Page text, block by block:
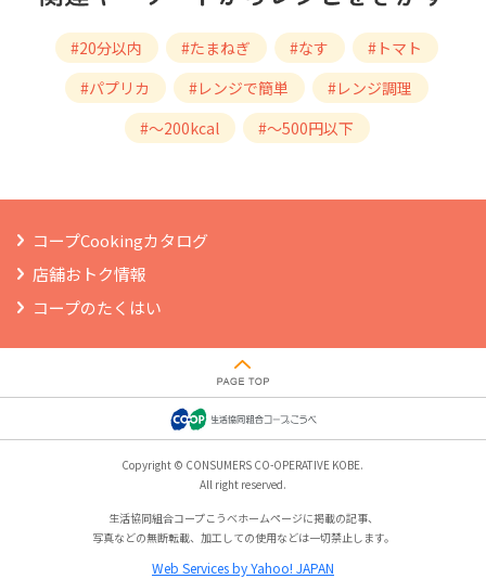
#20分以内 #たまねぎ #なす
#トマト
#パプリカ
#レンジで簡単
#レンジ調理
#～200kcal
#～500円以下
コープCookingカタログ
店舗おトク情報
コープのたくはい
Copyright © CONSUMERS CO-OPERATIVE KOBE.
All right reserved.
生活協同組合コープこうべホームページに掲載の記事、
写真などの無断転載、加工しての使用などは一切禁止します。
Web Services by Yahoo! JAPAN